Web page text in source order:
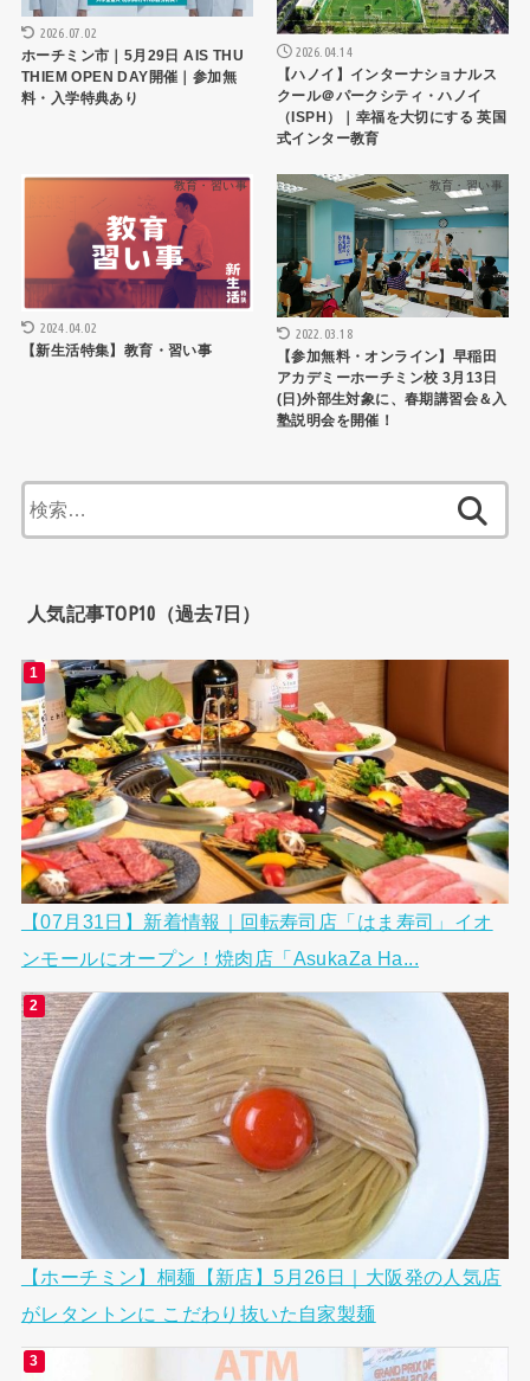
2026.07.02
ホーチミン市｜5月29日 AIS THU
THIEM OPEN DAY開催｜参加無
料・入学特典あり
2026.04.14
【ハノイ】インターナショナルス
クール＠パークシティ・ハノイ
（ISPH）｜幸福を大切にする 英国
式インター教育
教育・習い事
2024.04.02
【新生活特集】教育・習い事
教育・習い事
2022.03.18
【参加無料・オンライン】早稲田
アカデミーホーチミン校 3月13日
(日)外部生対象に、春期講習会＆入
塾説明会を開催！
索:
人気記事TOP10（過去7日）
【07月31日】新着情報｜回転寿司店「はま寿司」イオ
ンモールにオープン！焼肉店「AsukaZa Ha...
【ホーチミン】桐麺【新店】5月26日｜大阪発の人気店
がレタントンに こだわり抜いた自家製麺